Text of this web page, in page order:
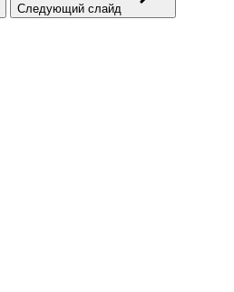
Следующий слайд